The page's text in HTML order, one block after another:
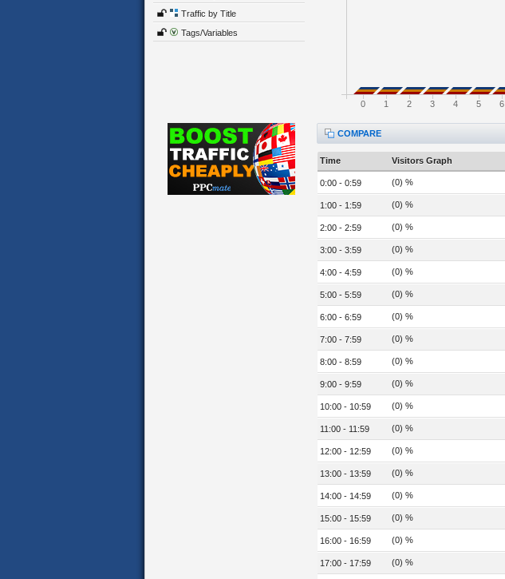
Traffic by Title
Tags/Variables
0 1 2 3 4 5 6
COMPARE
Time Visitors Graph
0:00 - 0:59 (0) %
1:00 - 1:59 (0) %
2:00 - 2:59 (0) %
3:00 - 3:59 (0) %
4:00 - 4:59 (0) %
5:00 - 5:59 (0) %
6:00 - 6:59 (0) %
7:00 - 7:59 (0) %
8:00 - 8:59 (0) %
9:00 - 9:59 (0) %
10:00 - 10:59 (0) %
11:00 - 11:59 (0) %
12:00 - 12:59 (0) %
13:00 - 13:59 (0) %
14:00 - 14:59 (0) %
15:00 - 15:59 (0) %
16:00 - 16:59 (0) %
17:00 - 17:59 (0) %